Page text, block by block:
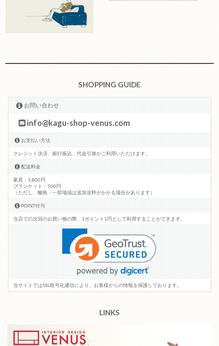
SHOPPING GUIDE
お問い合わせ
info@kagu-shop-venus.com
お支払い方法
クレジット決済、銀行振込、代金引換がご利用いただけます。
配送料金
家具：3,800円
ブランケット：500円
（ただし、離島・一部地域は追加送料がかかる場合があります）
POINT付与
当店での次回のお買い物の際、1ポイント1円として利用することができます。
当サイトではSSL暗号化通信により、お客様からの情報を保護しております。
LINKS